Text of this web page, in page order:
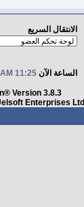
الانتقال السريع
الساعة الآن11:25 AM
Version 3.8.3
Enterprises Ltd.